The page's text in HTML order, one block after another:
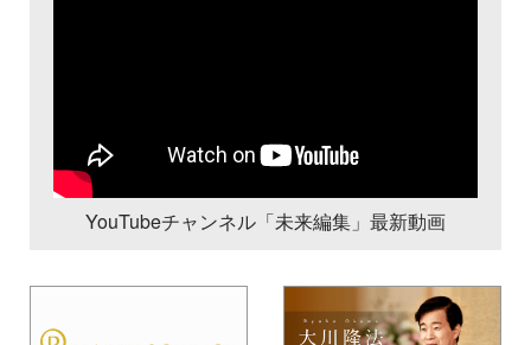
YouTubeチャンネル「未来編集」最新動画